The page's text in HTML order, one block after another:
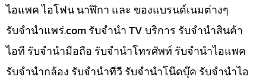
ไอแพค ไอโฟน นาฬิกา และ ของแบรนด์เนมต่างๆ
รับจํานําแพร่.com รับจำนำ TV บริการ รับจำนำสินค้า
ไอที รับจำนำมือถือ รับจำนำโทรศัพท์ รับจำนำไอแพค
รับจำนำกล้อง รับจำนำทีวี รับจำนำโน๊ดบุ๊ค รับจำนำไอ